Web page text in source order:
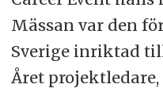
Mässan var den
Sverige inriktad
Året